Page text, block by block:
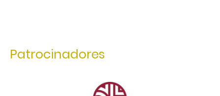
Patrocinadores